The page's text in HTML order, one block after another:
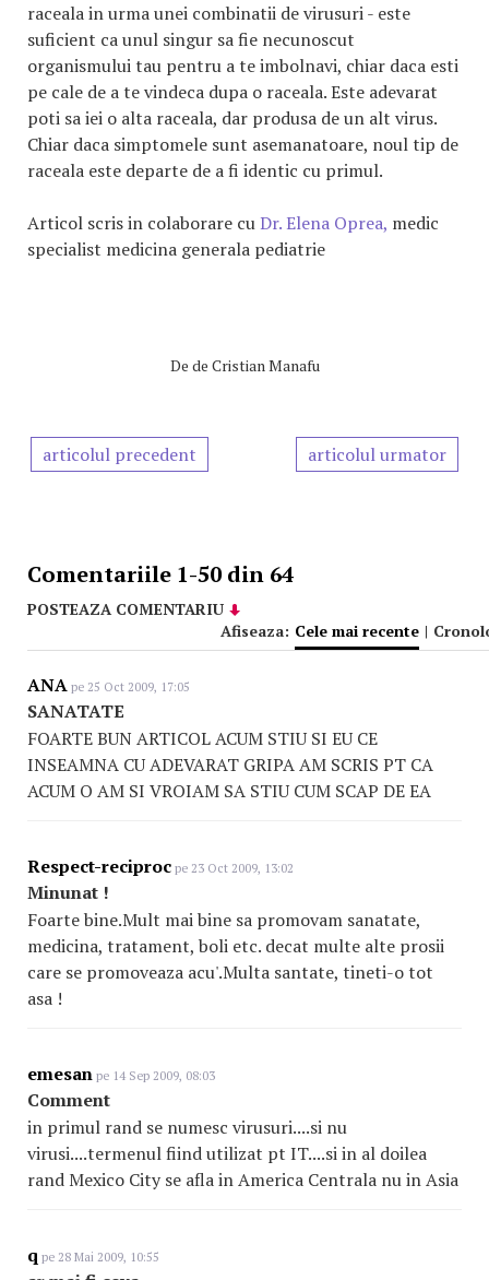
raceala in urma unei combinatii de virusuri - este
suficient ca unul singur sa fie necunoscut
organismului tau pentru a te imbolnavi, chiar daca esti
pe cale de a te vindeca dupa o raceala. Este adevarat
poti sa iei o alta raceala, dar produsa de un alt virus.
Chiar daca simptomele sunt asemanatoare, noul tip de
raceala este departe de a fi identic cu primul.
Articol scris in colaborare cuDr. Elena Oprea, medic
specialist medicina generala pediatrie
De de Cristian Manafu
articolul precedent articolul urmator
Comentariile 1-50 din 64
POSTEAZA COMENTARIU
Afiseaza: Cele mai recente |
ANA pe 25 Oct 2009, 17:05
SANATATE
FOARTE BUN ARTICOL ACUM STIU SI EU CE
INSEAMNA CU ADEVARAT GRIPA AM SCRIS PT CA
ACUM O AM SI VROIAM SA STIU CUM SCAP DE EA
Respect-reciproc pe 23 Oct 2009, 13:02
Minunat !
Foarte bine.Mult mai bine sa promovam sanatate,
medicina, tratament, boli etc. decat multe alte prosii
care se promoveaza acu'.Multa santate, tineti-o tot
asa !
emesan pe 14 Sep 2009, 08:03
Comment
in primul rand se numesc virusuri....si nu
virusi....termenul fiind utilizat pt IT....si in al doilea
rand Mexico City se afla in America Centrala nu in Asia
q pe 28 Mai 2009, 10:55